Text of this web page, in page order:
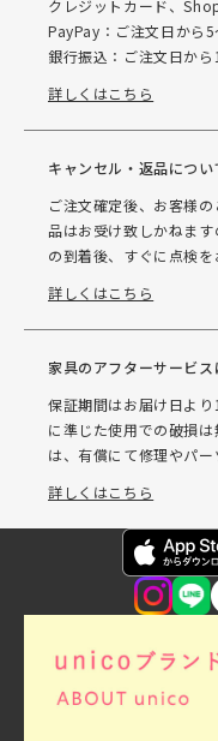
クレジットカード、
PayPay：ご注文日から
銀行振込：ご注文日か
詳しくはこちら
キャンセル・返品につい
ご注文確定後、お客様
品はお受け致しかねま
の到着後、すぐに点検を
詳しくはこちら
家具のアフターサービス
保証期間はお届け日よ
に準じた使用での破損
は、有償にて修理やパー
詳しくはこちら